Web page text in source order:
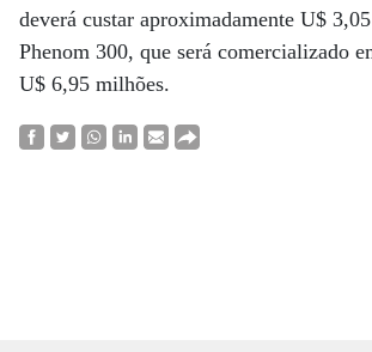
deverá custar aproximadamente U$
Phenom 300, que será comercializado
U$ 6,95 milhões.